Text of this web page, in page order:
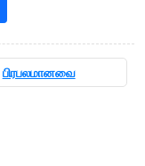
பிரபலமானவை